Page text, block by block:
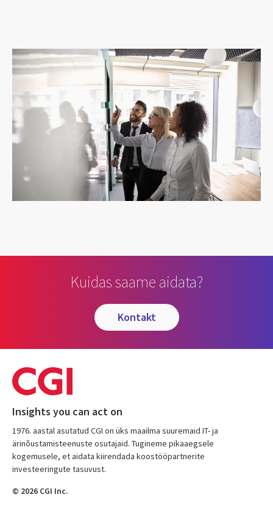
Kuidas saame aidata?
kontakt
Insights you can act on
1976. aastal asutatud CGI on üks maailma suuremaid IT- ja
ärinõustamisteenuste osutajaid. Tugineme pikaaegsele
kogemusele, et aidata kiirendada koostööpartnerite
investeeringute tasuvust.
© 2026 CGI Inc.